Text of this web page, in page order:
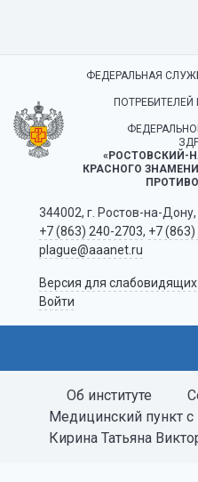
ФЕДЕРАЛЬНАЯ
«РОСТОВСКИЙ-
КРАСНОГО
344002, г. Ростов-на-
+7 (863) 240-2703, +7
plague@aaanet.ru
Версия для слабовидящих
Войти
Об институте
Медицинский пункт с
Кирина Татьяна